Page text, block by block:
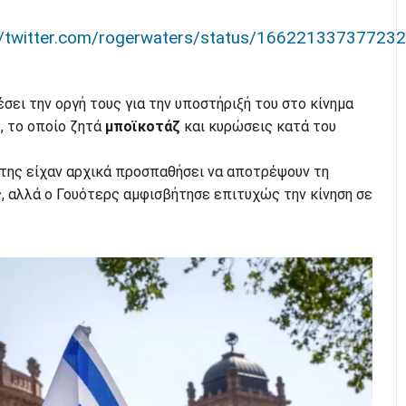
rogerwaters/status/
την οργή τους για την υποστήριξή του στο κίνημα
το οποίο ζητά μποϊκοτάζ και κυρώσεις κατά του
είχαν αρχικά προσπαθήσει να αποτρέψουν τη
αλλά ο Γουότερς αμφισβήτησε επιτυχώς την κίνηση σε